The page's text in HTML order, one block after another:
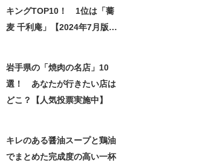
キングTOP10！ 1位は「蕎
麦 千利庵」【2024年7月版／
岩手県の「焼肉の名店」10
選！ あなたが行きたい店は
どこ？【人気投票実施中】
キレのある醤油スープと鶏油
でまとめた完成度の高い一杯